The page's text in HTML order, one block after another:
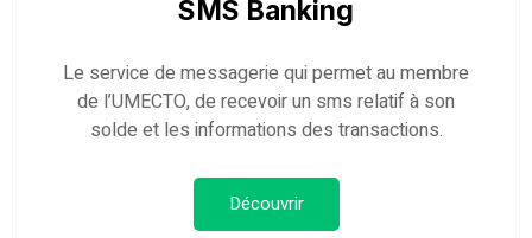
SMS Banking
Le service de messagerie qui permet au membre
de l’UMECTO, de recevoir un sms relatif à son
solde et les informations des transactions.
Découvrir